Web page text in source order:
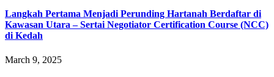
Langkah Pertama Menjadi Perunding Hartanah Berdaftar di
Kawasan Utara – Sertai Negotiator Certification Course (NCC)
di Kedah
March 9, 2025